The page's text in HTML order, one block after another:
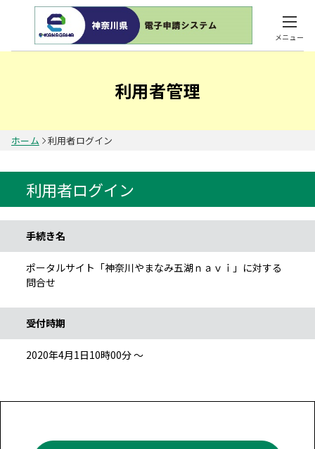
メニュー
利用者管理
ホーム 利用者ログイン
利用者ログイン
手続き名
ポータルサイト「神奈川やまなみ五湖ｎａｖｉ」に対する
問合せ
受付時期
2020年4月1日10時00分 ～